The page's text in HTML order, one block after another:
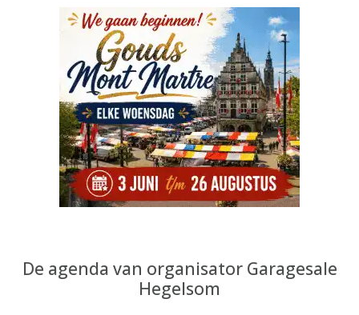
De agenda van organisator Garagesale
Hegelsom